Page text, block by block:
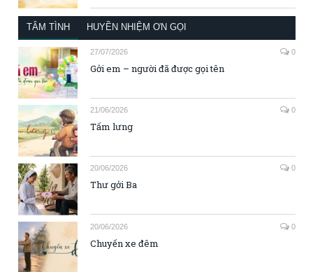
TÂM TÌNH HUYỀN NHIỆM ƠN GỌI
27/07/2026 0
Gởi em – người đã được gọi tên
21/06/2026 0
Tấm lưng
20/06/2026 0
Thư gởi Ba
20/06/2026 0
Chuyến xe đêm